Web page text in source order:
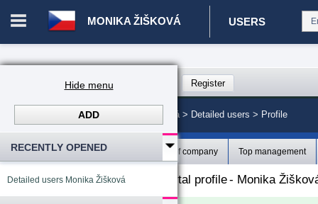
MONIKA ŽIŠKOVÁ USERS
Hide menu
ADD
RECENTLY OPENED
Detailed users Monika Žišková
Login in portal Register
CZ. 00343616 - Monika Žišková > Detailed users > Profile
Profile Director of company Top management
A detailed operator's portal profile- Monika